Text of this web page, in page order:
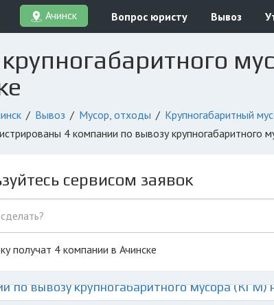
Ачинск Вопрос юристу Вывоз
Вывоз Мусор, отходы Крупногабаритный
4 компании по вывозу
сервисом заявок
получат 4 компании в Ачинске
по вывозу крупногабаритного мусора (КГМ)